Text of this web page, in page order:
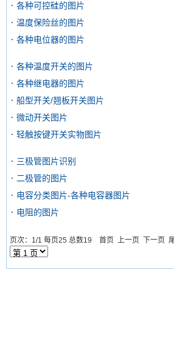
各种可控硅的图片
温度保险丝的图片
各种电位器的图片
各种温度开关的图片
各种继电器的图片
船型开关/翘板开关图片
微动开关图片
轻触按键开关实物图片
三极管图片识别
二极管的图片
电容分类图片-各种电容器图片
电阻的图片
页次：1/1 每页25 总数19 首页 上一页 下一页